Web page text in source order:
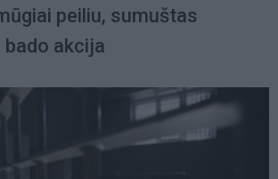
peiliu, sumuštas
bado akcija